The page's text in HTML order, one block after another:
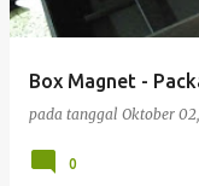
Box Magnet -
pada tanggal Oktober
0